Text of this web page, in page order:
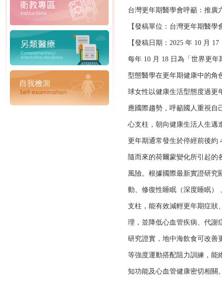
台灣更年期醫學會呼籲：推廣
【發稿單位：台灣更年期醫學
【發稿日期：2025 年 10 月 17
每年 10 月 18 日為「世界更
型態醫學在更年期健康中的角
球女性以健康生活型態度過更
應國際趨勢，呼籲國人重視自
心支柱，朝向健康生活人生邁
更年期通常發生於停經前後約
隨而來的荷爾蒙變化所引起的
風險。根據國際最新實證研究
動、修復性睡眠（深度睡眠）
支柱，能有效減輕更年期症狀
理，並降低心血管疾病、代謝
研究證實，地中海飲食可改善
等強度運動搭配阻力訓練，能
知功能及心血管健康密切相關